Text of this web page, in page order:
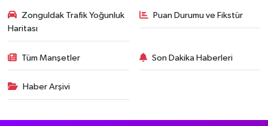
Zonguldak Trafik Yoğunluk
Haritası
Puan Durumu ve Fikstür
Tüm Manşetler Son Dakika Haberleri
Haber Arşivi